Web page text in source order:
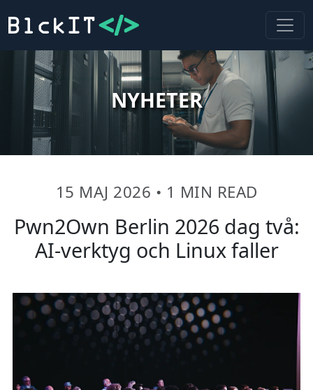
NYHETER
15 MAJ 2026 • 1 MIN READ
Pwn2Own Berlin 2026 dag två:
AI-verktyg och Linux faller